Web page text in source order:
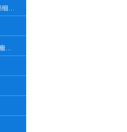
EPH4 1424 小鼠乳腺癌细胞系
Clone M-3（小鼠黑素瘤细胞）